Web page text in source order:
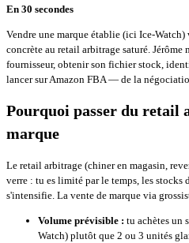
En 30 secondes
Vendre une marque établie (ici Ice-
concrète au retail arbitrage saturé. Jérôme
fournisseur, obtenir son fichier stock,
lancer sur Amazon FBA — de la
Pourquoi passer du retail
marque
Le retail arbitrage (chiner en magasin,
verre : tu es limité par le temps, les
s'intensifie. La vente de marque via
Volume prévisible : tu achètes un
Watch) plutôt que 2 ou 3 unités